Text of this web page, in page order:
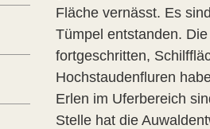
Fläche vernässt. Es
Tümpel entstanden.
fortgeschritten,
Hochstaudenfluren
Erlen im Uferbereich
Stelle hat die